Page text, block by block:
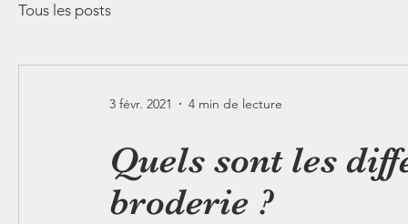
Tous les posts
Quels sont les
broderie ?
3 févr. 2021 4 min de lecture